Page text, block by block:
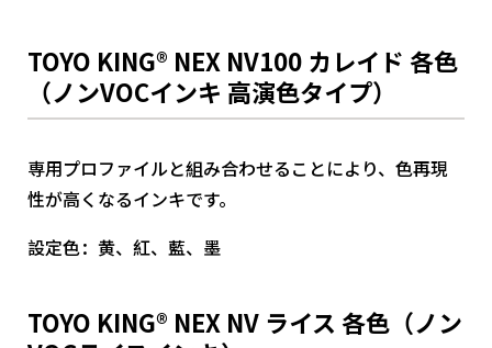
TOYO KING® NEX NV100 カレイド 各色
（ノンVOCインキ 高演色タイプ）
専用プロファイルと組み合わせることにより、色再現
性が高くなるインキです。
設定色：黄、紅、藍、墨
TOYO KING® NEX NV ライス 各色（ノン